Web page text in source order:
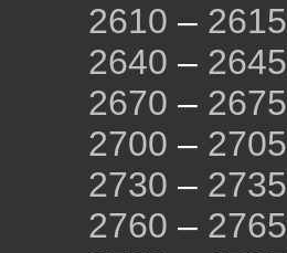
2610 – 2615
2640 – 2645
2670 – 2675
2700 – 2705
2730 – 2735
2760 – 2765